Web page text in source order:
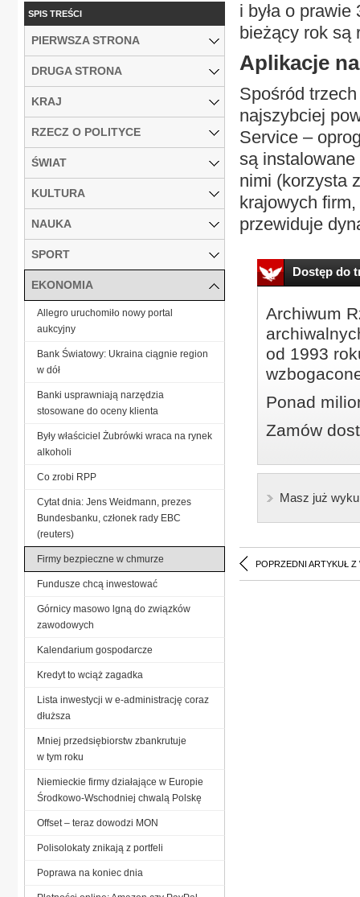
i była o
bieżący rok są
Aplikacje
Spośród
najszybciej
Service –
są instalowane
nimi (korzysta
krajowych
przewiduje
Dostęp do
Archiwum
od 1993
Ponad
Zamów
Masz już
POPRZEDNI ARTYKUŁ Z
SPIS TREŚCI
PIERWSZA STRONA
DRUGA STRONA
KRAJ
RZECZ O POLITYCE
ŚWIAT
KULTURA
NAUKA
SPORT
EKONOMIA
Allegro uruchomiło nowy portal
aukcyjny
Bank Światowy: Ukraina ciągnie region
w dół
Banki usprawniają narzędzia
stosowane do oceny klienta
Były właściciel Żubrówki wraca na rynek
alkoholi
Co zrobi RPP
Cytat dnia: Jens Weidmann, prezes
Bundesbanku, członek rady EBC
(reuters)
Firmy bezpieczne w chmurze
Fundusze chcą inwestować
Górnicy masowo lgną do związków
zawodowych
Kalendarium gospodarcze
Kredyt to wciąż zagadka
Lista inwestycji w e-administrację coraz
dłuższa
Mniej przedsiębiorstw zbankrutuje
w tym roku
Niemieckie firmy działające w Europie
Środkowo-Wschodniej chwalą Polskę
Offset – teraz dowodzi MON
Polisolokaty znikają z portfeli
Poprawa na koniec dnia